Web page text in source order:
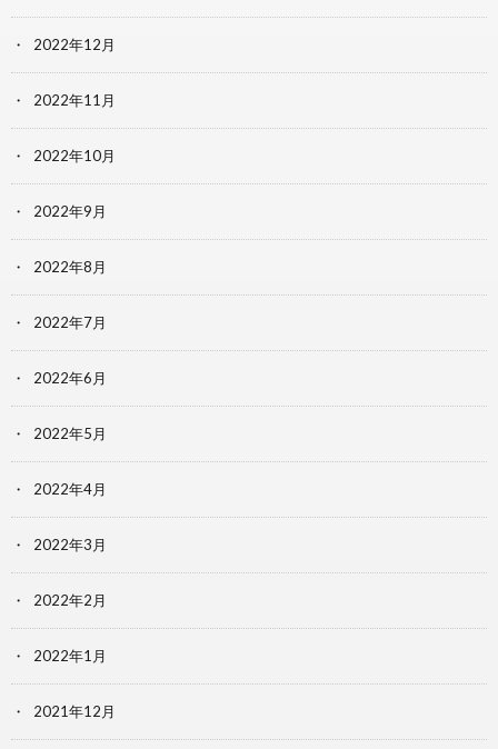
2022年12月
2022年11月
2022年10月
2022年9月
2022年8月
2022年7月
2022年6月
2022年5月
2022年4月
2022年3月
2022年2月
2022年1月
2021年12月